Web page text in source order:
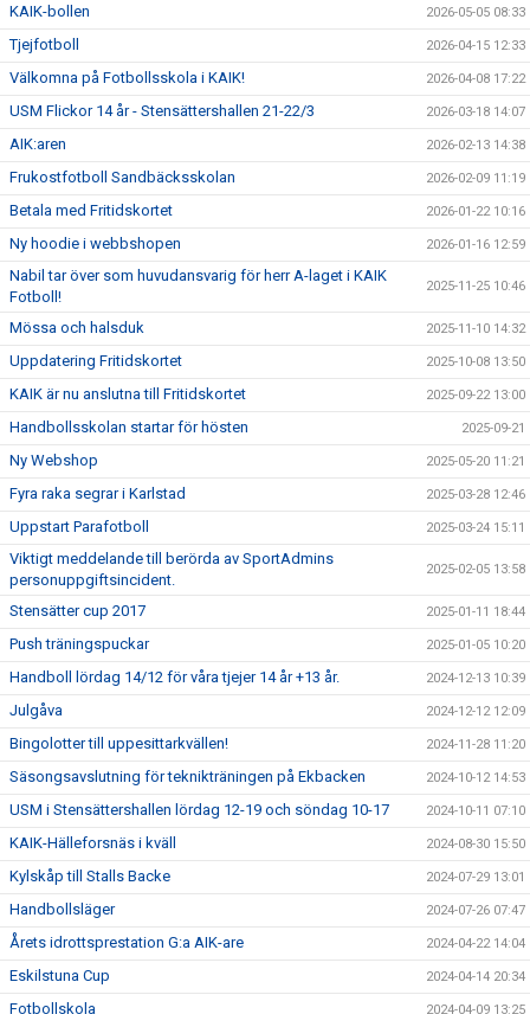
KAIK-bollen 2026-05-05 08:33
Tjejfotboll 2026-04-15 12:33
Välkomna på Fotbollsskola i KAIK! 2026-04-08 17:22
USM Flickor 14 år - Stensättershallen 21-22/3 2026-03-18 14:07
AIK:aren 2026-02-13 14:38
Frukostfotboll Sandbäcksskolan 2026-02-09 11:19
Betala med Fritidskortet 2026-01-22 10:16
Ny hoodie i webbshopen 2026-01-16 12:59
Nabil tar över som huvudansvarig för herr A-laget i KAIK
Fotboll!
2025-11-25 10:46
Mössa och halsduk 2025-11-10 14:32
Uppdatering Fritidskortet 2025-10-08 13:50
KAIK är nu anslutna till Fritidskortet 2025-09-22 13:00
Handbollsskolan startar för hösten 2025-09-21
Ny Webshop 2025-05-20 11:21
Fyra raka segrar i Karlstad 2025-03-28 12:46
Uppstart Parafotboll 2025-03-24 15:11
Viktigt meddelande till berörda av SportAdmins
personuppgiftsincident.
2025-02-05 13:58
Stensätter cup 2017 2025-01-11 18:44
Push träningspuckar 2025-01-05 10:20
Handboll lördag 14/12 för våra tjejer 14 år +13 år. 2024-12-13 10:39
Julgåva 2024-12-12 12:09
Bingolotter till uppesittarkvällen! 2024-11-28 11:20
Säsongsavslutning för teknikträningen på Ekbacken 2024-10-12 14:53
USM i Stensättershallen lördag 12-19 och söndag 10-17 2024-10-11 07:10
KAIK-Hälleforsnäs i kväll 2024-08-30 15:50
Kylskåp till Stalls Backe 2024-07-29 13:01
Handbollsläger 2024-07-26 07:47
Årets idrottsprestation G:a AIK-are 2024-04-22 14:04
Eskilstuna Cup 2024-04-14 20:34
Fotbollskola 2024-04-09 13:25